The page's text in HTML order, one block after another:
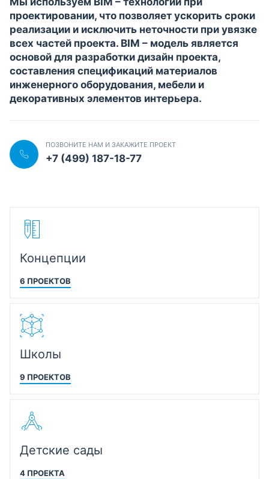
проектировании, что позволяет ускорить сроки
реализации и исключить неточности при увязке
всех частей проекта. BIM – модель является
основой для разработки дизайн проекта,
составления спецификаций материалов
инженерного оборудования, мебели и
декоративных элементов интерьера.
ПОЗВОНИТЕ НАМ И ЗАКАЖИТЕ ПРОЕКТ
+7 (499) 187-18-77
Концепции
6 ПРОЕКТОВ
Школы
9 ПРОЕКТОВ
Детские сады
4 ПРОЕКТА